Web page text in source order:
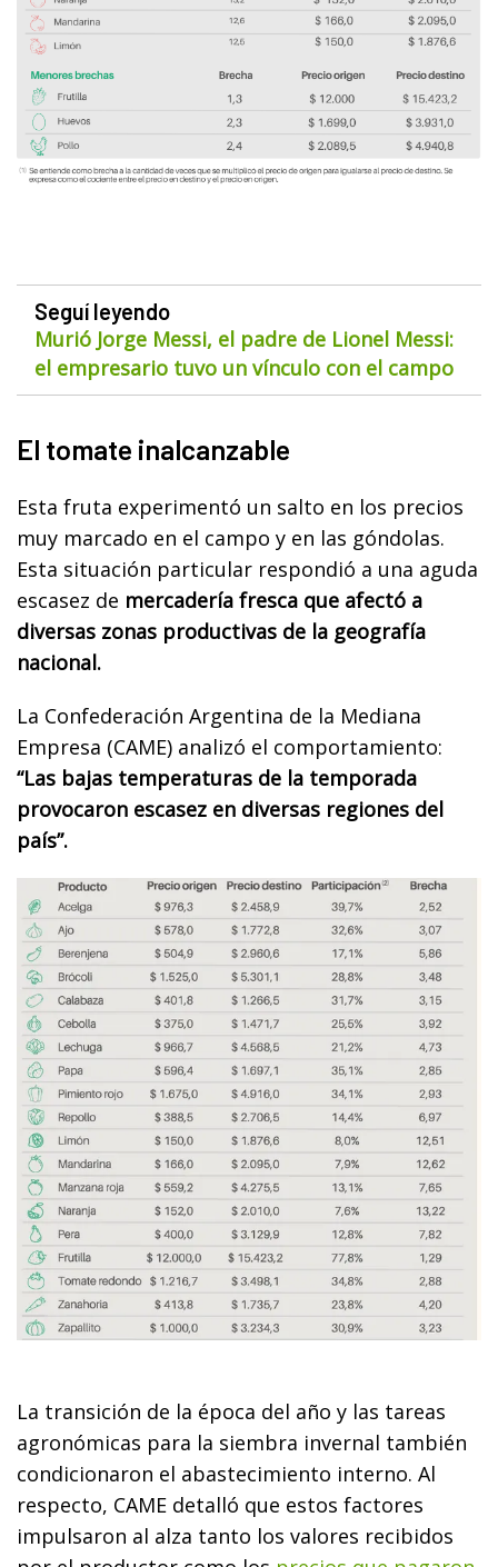
Seguí leyendo
Murió Jorge Messi, el padre de Lionel Messi:
el empresario tuvo un vínculo con el campo
El tomate inalcanzable
Esta fruta experimentó un salto en los precios
muy marcado en el campo y en las góndolas.
Esta situación particular respondió a una aguda
escasez de mercadería fresca que afectó a
diversas zonas productivas de la geografía
nacional.
La Confederación Argentina de la Mediana
Empresa (CAME) analizó el comportamiento:
“Las bajas temperaturas de la temporada
provocaron escasez en diversas regiones del
país”.
La transición de la época del año y las tareas
agronómicas para la siembra invernal también
condicionaron el abastecimiento interno. Al
respecto, CAME detalló que estos factores
impulsaron al alza tanto los valores recibidos